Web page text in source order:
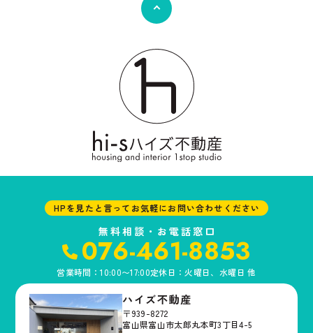
HPを見たと言ってお気軽にお問い合わせください
無料相談・お電話窓口
076-461-8853
営業時間：10:00〜17:00定休日：火曜日、水曜日 他
ハイズ不動産
〒939-8272
富山県富山市太郎丸本町3丁目4-5